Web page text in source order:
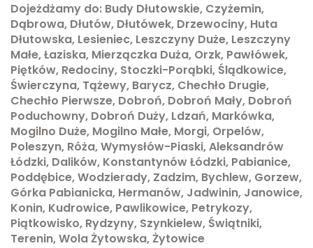
Dojeżdżamy do: Budy Dłutowskie, Czyżemin,
Dąbrowa, Dłutów, Dłutówek, Drzewociny, Huta
Dłutowska, Lesieniec, Leszczyny Duże, Leszczyny
Małe, Łaziska, Mierzączka Duża, Orzk, Pawłówek,
Piętków, Redociny, Stoczki-Porąbki, Ślądkowice,
Świerczyna, Tążewy, Barycz, Chechło Drugie,
Chechło Pierwsze, Dobroń, Dobroń Mały, Dobroń
Poduchowny, Dobroń Duży, Ldzań, Markówka,
Mogilno Duże, Mogilno Małe, Morgi, Orpelów,
Poleszyn, Róża, Wymysłów-Piaski, Aleksandrów
Łódzki, Dalików, Konstantynów Łódzki, Pabianice,
Poddębice, Wodzierady, Zadzim, Bychlew, Gorzew,
Górka Pabianicka, Hermanów, Jadwinin, Janowice,
Konin, Kudrowice, Pawlikowice, Petrykozy,
Piątkowisko, Rydzyny, Szynkielew, Świątniki,
Terenin, Wola Żytowska, Żytowice